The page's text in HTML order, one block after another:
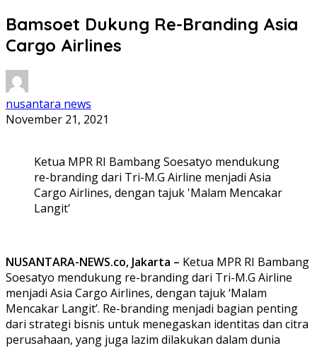
Bamsoet Dukung Re-Branding Asia
Cargo Airlines
nusantara news
November 21, 2021
Ketua MPR RI Bambang Soesatyo mendukung
re-branding dari Tri-M.G Airline menjadi Asia
Cargo Airlines, dengan tajuk 'Malam Mencakar
Langit'
NUSANTARA-NEWS.co, Jakarta – Ketua MPR RI Bambang
Soesatyo mendukung re-branding dari Tri-M.G Airline
menjadi Asia Cargo Airlines, dengan tajuk ‘Malam
Mencakar Langit’. Re-branding menjadi bagian penting
dari strategi bisnis untuk menegaskan identitas dan citra
perusahaan, yang juga lazim dilakukan dalam dunia